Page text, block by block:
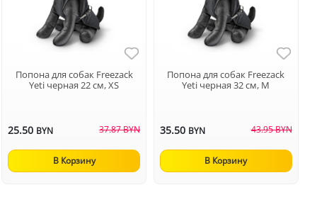
Попона для собак Freezack
Yeti черная 22 см, XS
25.50 BYN 37.87 BYN
В Корзину
Попона для собак Freezack
Yeti черная 32 см, M
35.50 BYN 43.95 BYN
В Корзину